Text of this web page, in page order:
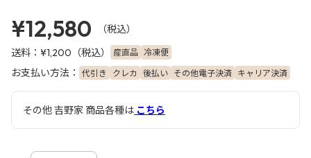
¥12,580
（税込）
送料： ¥1,200 （税込） 産直品 冷凍便
お支払い方法： 代引き クレカ 後払い その他電子決済 キャリア決済
その他 吉野家 商品各種は こちら